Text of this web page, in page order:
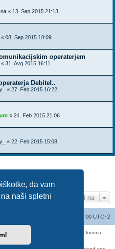
da vam
naši spletni
« 13. Sep 2015 21:13
« 08. Sep 2015 18:09
operaterjem
« 31. Avg 2015 16:11
Debitel..
« 27. Feb 2015 16:22
« 24. Feb 2015 21:06
« 22. Feb 2015 15:08
Pojdi na
Vsi časi so UTC+02:00 UTC+2
operaterja Telemach. Administratorji foruma
s podjetjem Telemach d.o.o.
izključno njihovi avtorji.